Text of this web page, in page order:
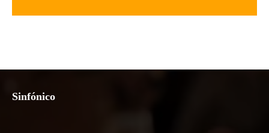
Sinfónico